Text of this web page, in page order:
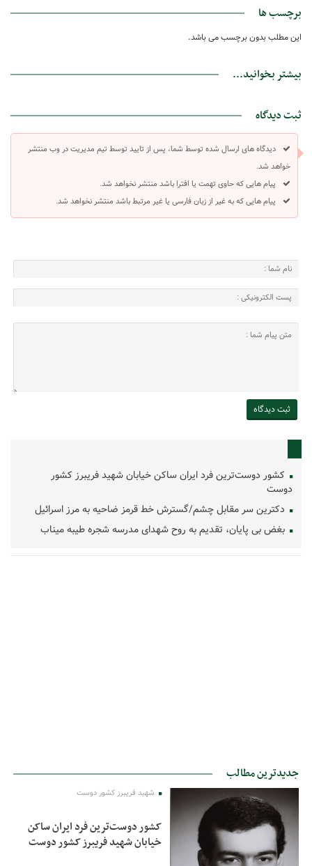
برچسب ها
این مطلب بدون برچسب می باشد.
بیشتر بخوانید...
ثبت دیدگاه
دیدگاه های ارسال شده توسط شما، پس از تایید توسط تیم مدیریت در وب منتشر
خواهد شد.
پیام هایی که حاوی تهمت یا افترا باشد منتشر نخواهد شد.
پیام هایی که به غیر از زبان فارسی یا غیر مرتبط باشد منتشر نخواهد شد.
کشور دوست‌ترین فرد ایران ساکن خیابان شهید فریبرز کشور
دوست
دکترین سر مقابل چشم/گسترش خط قرمز ضاحیه به مرز اسرائیل
بغض بی پایان، تقدیم به روح شهدای مدرسه شجره طیبه میناب
جدیدترین مطالب
شهید فریبرز کشور دوست
کشور دوست‌ترین فرد ایران ساکن
خیابان شهید فریبرز کشور دوست